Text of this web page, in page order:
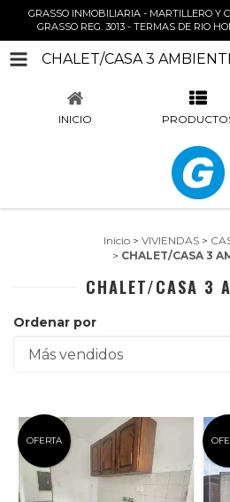
GRASSO INMOBILIARIA - MARTILLERO Y
GRASSO REG. 3013 - TERMAS DE RIO
CHALET/CASA 3
INICIO
Inicio > VIVIENDAS >
> CHALET/CASA 3
CHALET/CASA 3
Ordenar por
OFERTA